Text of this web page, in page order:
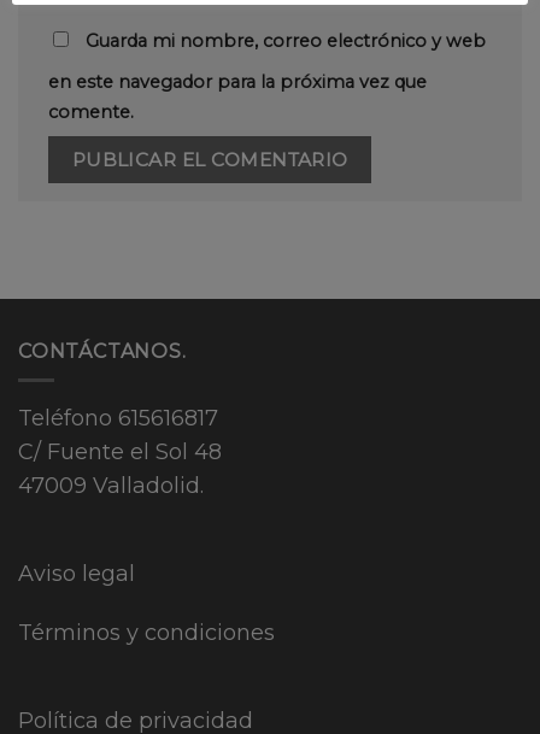
Guarda mi nombre, correo electrónico y web
en este navegador para la próxima vez que
comente.
CONTÁCTANOS.
Teléfono 615616817
C/ Fuente el Sol 48
47009 Valladolid.
Aviso legal
Términos y condiciones
Política de privacidad